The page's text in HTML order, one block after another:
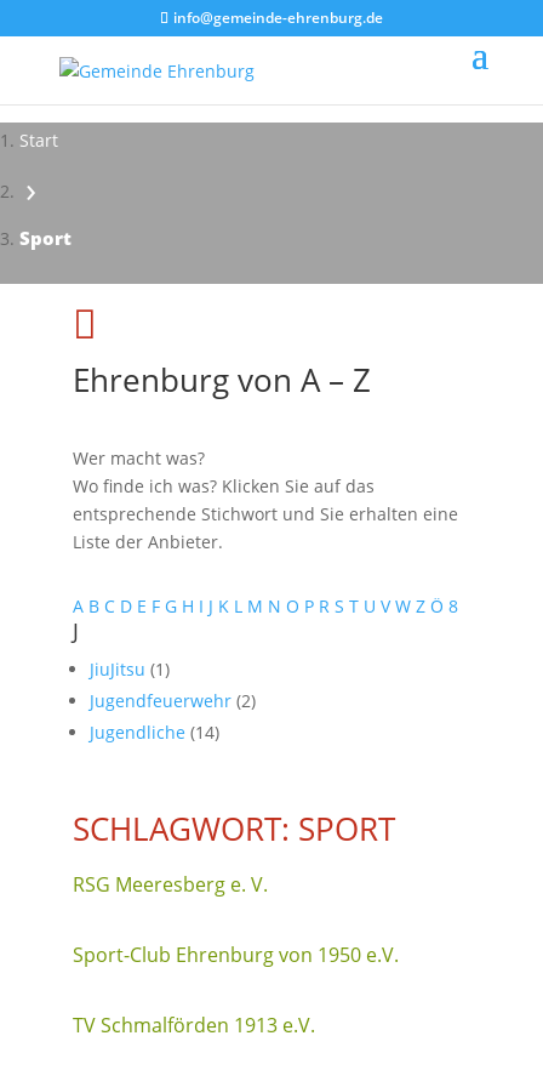
info@gemeinde-ehrenburg.de
Start
›
Sport
Impressionen - Mareike Kranz

Ehrenburg von A – Z
Wer macht was?
Wo finde ich was? Klicken Sie auf das
entsprechende Stichwort und Sie erhalten eine
Liste der Anbieter.
A B C D E F G H I J K L M N O P R S T U V W Z Ö 8
J
JiuJitsu (1)
Jugendfeuerwehr (2)
Jugendliche (14)
SCHLAGWORT: SPORT
RSG Meeresberg e. V.
Sport-Club Ehrenburg von 1950 e.V.
TV Schmalförden 1913 e.V.